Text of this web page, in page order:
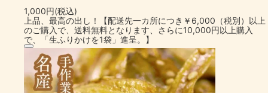
1,000円(税込)
上品、最高の出し！【配送先一カ所につき￥6,000（税別）以上
のご購入で、送料無料となります、さらに10,000円以上購入
で、「生ふりかけを1袋」進呈。】